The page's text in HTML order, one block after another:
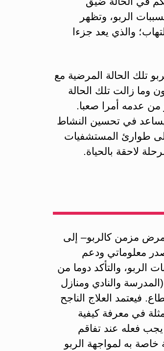
الربو، وتظهر
والذي يعد جزءا
تلك الحالة المرضية مع
وما زالت تلك الحالة
من عدمه أمرا صعبا.
سيساعد في تحسين النشاط
طوارئ المستشفيات
لاحقة بالحياة.
مزمن كالربو– إلى
معلوماتي ودعم
الربو، والتأكد دوما من
والنادي ومنازل
فيعتمد العلاج الناجح
في معرفة كيفية
يجب فعله عند تفاقم
به لمواجهة الربو